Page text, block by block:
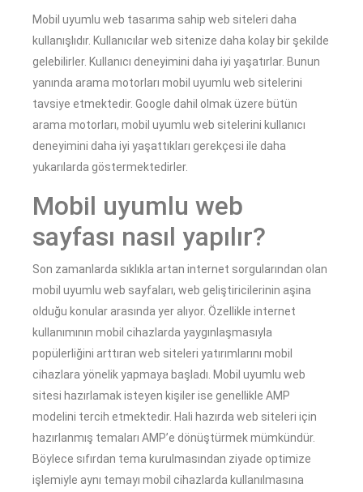
Mobil uyumlu web tasarıma sahip web siteleri daha
kullanışlıdır. Kullanıcılar web sitenize daha kolay bir şekilde
gelebilirler. Kullanıcı deneyimini daha iyi yaşatırlar. Bunun
yanında arama motorları mobil uyumlu web sitelerini
tavsiye etmektedir. Google dahil olmak üzere bütün
arama motorları, mobil uyumlu web sitelerini kullanıcı
deneyimini daha iyi yaşattıkları gerekçesi ile daha
yukarılarda göstermektedirler.
Mobil uyumlu web
sayfası nasıl yapılır?
Son zamanlarda sıklıkla artan internet sorgularından olan
mobil uyumlu web sayfaları, web geliştiricilerinin aşina
olduğu konular arasında yer alıyor. Özellikle internet
kullanımının mobil cihazlarda yaygınlaşmasıyla
popülerliğini arttıran web siteleri yatırımlarını mobil
cihazlara yönelik yapmaya başladı. Mobil uyumlu web
sitesi hazırlamak isteyen kişiler ise genellikle AMP
modelini tercih etmektedir. Hali hazırda web siteleri için
hazırlanmış temaları AMP’e dönüştürmek mümkündür.
Böylece sıfırdan tema kurulmasından ziyade optimize
işlemiyle aynı temayı mobil cihazlarda kullanılmasına